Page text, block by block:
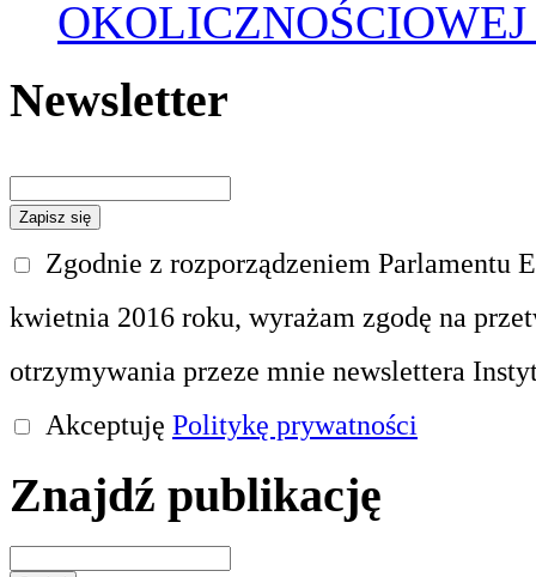
Newsletter
Zgodnie z rozporządzeniem Parlamentu
kwietnia 2016 roku, wyrażam zgodę na
otrzymywania przeze mnie newslettera
Akceptuję Politykę prywatności
Znajdź publikację